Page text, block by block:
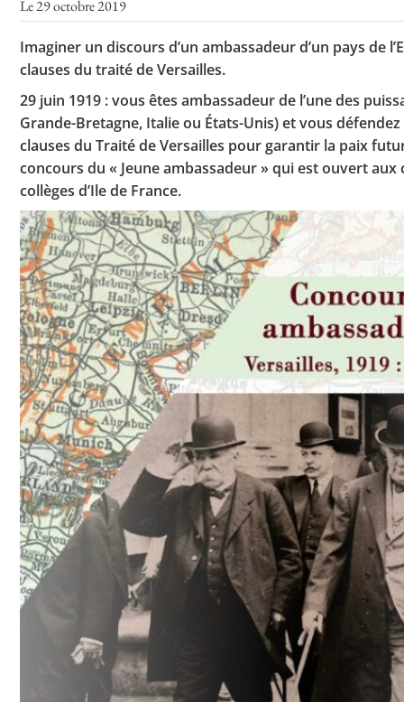
Toutes les actualités
Les rendez-vous de l’APHG
Concours de recrutement
Concours scolaires
Conférences, tables rondes
Critique d’ouvrages publiés
Culture
Le 29 octobre 2019
Imaginer un discours d’un ambassadeur d’un pays de
clauses du traité de Versailles.
29 juin 1919 : vous êtes ambassadeur de l’une des
Grande-Bretagne, Italie ou États-Unis) et vous
clauses du Traité de Versailles pour garantir la paix
concours du « Jeune ambassadeur » qui est ouvert aux
collèges d’Ile de France.